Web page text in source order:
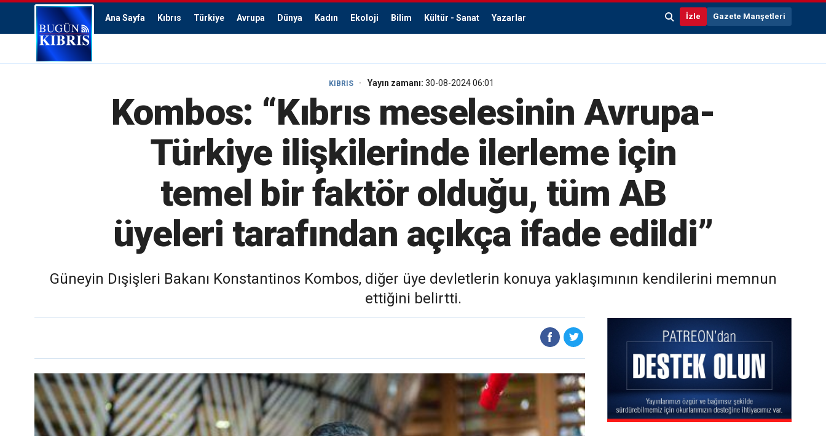
Ana Sayfa Kıbrıs Türkiye Avrupa Dünya Kadın Ekoloji Bilim Kültür - Sanat Yazarlar İzle Gazete Manşetleri
KIBRIS Yayın zamanı: 30-08-2024 06:01
Kombos: “Kıbrıs meselesinin Avrupa-
Türkiye ilişkilerinde ilerleme için
temel bir faktör olduğu, tüm AB
üyeleri tarafından açıkça ifade edildi”
Güneyin Dışişleri Bakanı Konstantinos Kombos, diğer üye devletlerin konuya yaklaşımının kendilerini memnun
ettiğini belirtti.